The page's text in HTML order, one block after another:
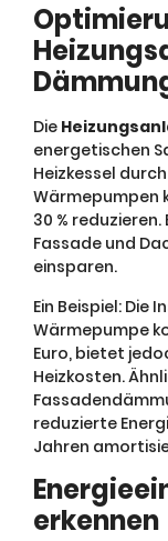
Die
energetischen
Heizkessel
Wärmepumpen
30 %
Fassade und
einsparen.
Ein Beispiel:
Wärmepumpe
Euro, bietet
Heizkosten.
reduzierte
Jahren
erkennen